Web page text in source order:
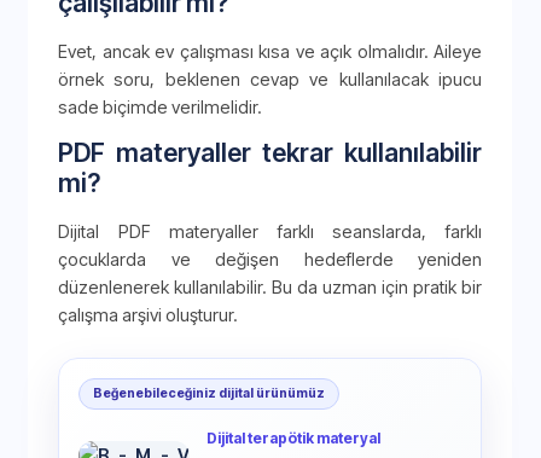
Evet, ancak ev çalışması kısa ve açık olmalıdır. Aileye
örnek soru, beklenen cevap ve kullanılacak ipucu
sade biçimde verilmelidir.
PDF materyaller tekrar kullanılabilir
mi?
Dijital PDF materyaller farklı seanslarda, farklı
çocuklarda ve değişen hedeflerde yeniden
düzenlenerek kullanılabilir. Bu da uzman için pratik bir
çalışma arşivi oluşturur.
Beğenebileceğiniz dijital ürünümüz
Dijital terapötik materyal